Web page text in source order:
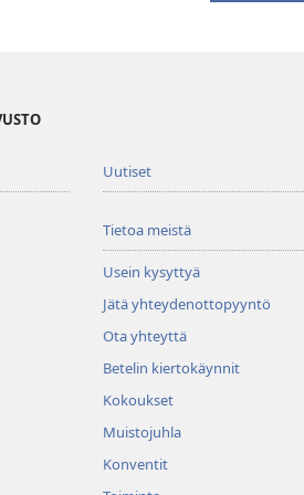
Uutiset
Tietoa meistä
Usein kysyttyä
Jätä yhteydenottopyyntö
Ota yhteyttä
Betelin kiertokäynnit
Kokoukset
Muistojuhla
Konventit